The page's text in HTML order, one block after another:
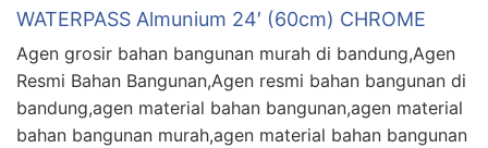
WATERPASS Almunium 24′ (60cm) CHROME
Agen grosir bahan bangunan murah di bandung,Agen
Resmi Bahan Bangunan,Agen resmi bahan bangunan di
bandung,agen material bahan bangunan,agen material
bahan bangunan murah,agen material bahan bangunan